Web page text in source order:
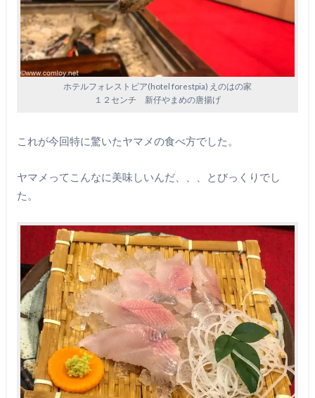
ホテルフォレストピア(hotel forestpia) えのはの家
１２センチ 新仔やまめの唐揚げ
これが今回特に驚いたヤマメの食べ方でした。
ヤマメってこんなに美味しいんだ、、、とびっくりでし
た。